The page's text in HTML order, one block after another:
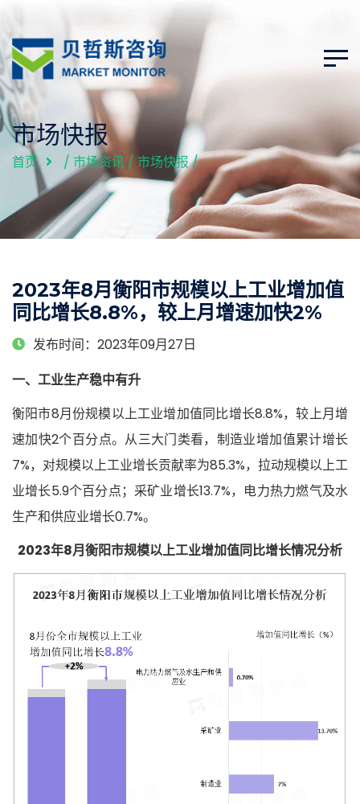
市场快报
首页 / 市场资讯/市场快报/
2023年8月衡阳市规模以上工业增加值
同比增长8.8%，较上月增速加快2%
发布时间：2023年09月27日
一、工业生产稳中有升
衡阳市8月份规模以上工业增加值同比增长8.8%，较上月增
速加快2个百分点。从三大门类看，制造业增加值累计增长
7%，对规模以上工业增长贡献率为85.3%，拉动规模以上工
业增长5.9个百分点；采矿业增长13.7%，电力热力燃气及水
生产和供应业增长0.7%。
2023年8月衡阳市规模以上工业增加值同比增长情况分析